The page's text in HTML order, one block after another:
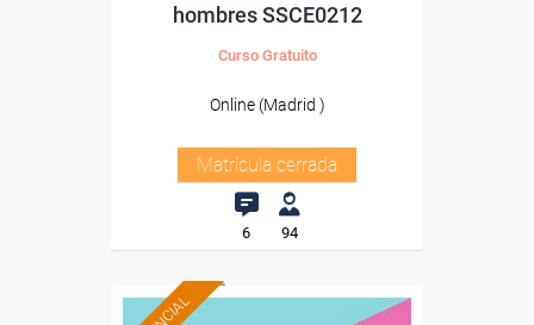
hombres SSCE0212
Curso Gratuito
Online (Madrid )
Matrícula cerrada
6 94